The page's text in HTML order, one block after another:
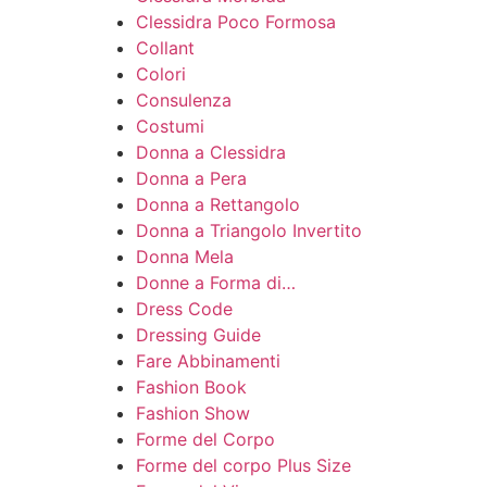
Clessidra Poco Formosa
Collant
Colori
Consulenza
Costumi
Donna a Clessidra
Donna a Pera
Donna a Rettangolo
Donna a Triangolo Invertito
Donna Mela
Donne a Forma di…
Dress Code
Dressing Guide
Fare Abbinamenti
Fashion Book
Fashion Show
Forme del Corpo
Forme del corpo Plus Size